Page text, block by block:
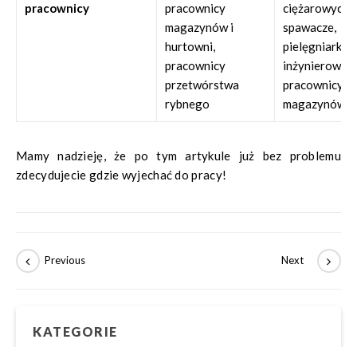
pracownicy
pracownicy
magazynów i
hurtowni,
pracownicy
przetwórstwa
rybnego
ciężarowych,
spawacze,
pielęgniarki,
inżynierowie,
pracownicy
magazynów
Mamy nadzieję, że po tym artykule już bez problemu
zdecydujecie gdzie wyjechać do pracy!
KATEGORIE